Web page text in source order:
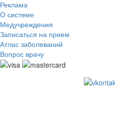
Реклама
О системе
Медучреждения
Записаться на прием
Атлас заболеваний
Вопрос врачу